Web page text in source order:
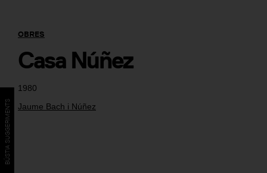
1980
Jaume Bach i Núñez
OBRES
Casa Núñez
BÚSTIA SUGGERIMENTS